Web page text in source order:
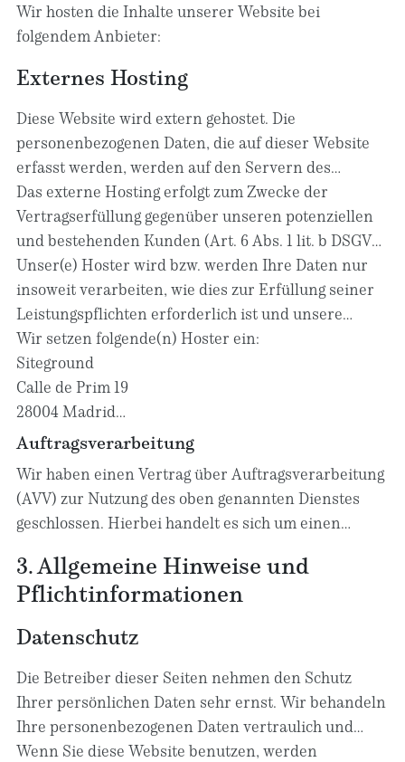
Umständen die Einschränkung der Verarbeitung
Ihrer personenbezogenen Daten zu verlangen. Des
Weiteren steht Ihnen ein Beschwerderecht bei der
zuständigen Aufsichtsbehörde zu.
Wir hosten die Inhalte unserer Website bei
folgendem Anbieter:
Externes Hosting
Diese Website wird extern gehostet. Die
personenbezogenen Daten, die auf dieser Website
erfasst werden, werden auf den Servern des
Hosters / der Hoster gespeichert. Hierbei kann es
sich v. a. um IP-Adressen, Kontaktanfragen, Meta-
und Kommunikationsdaten, Vertragsdaten,
Kontaktdaten, Namen, Websitezugriffe und sonstige
Daten, die über eine Website generiert werden,
handeln.
Das externe Hosting erfolgt zum Zwecke der
Vertragserfüllung gegenüber unseren potenziellen
und bestehenden Kunden (Art. 6 Abs. 1 lit. b DSGVO)
und im Interesse einer sicheren, schnellen und
effizienten Bereitstellung unseres Online-Angebots
durch einen professionellen Anbieter (Art. 6 Abs. 1
lit. f DSGVO). Sofern eine entsprechende
Einwilligung abgefragt wurde, erfolgt die
Verarbeitung ausschließlich auf Grundlage von Art. 6
Abs. 1 lit. a DSGVO und § 25 Abs. 1 TDDDG, soweit die
Einwilligung die Speicherung von Cookies oder den
Zugriff auf Informationen im Endgerät des Nutzers
(z. B. Device-Fingerprinting) im Sinne des TDDDG
umfasst. Die Einwilligung ist jederzeit widerrufbar.
Unser(e) Hoster wird bzw. werden Ihre Daten nur
insoweit verarbeiten, wie dies zur Erfüllung seiner
Leistungspflichten erforderlich ist und unsere
Weisungen in Bezug auf diese Daten befolgen.
Wir setzen folgende(n) Hoster ein:
Siteground
Calle de Prim 19
28004 Madrid
Spanien
Auftragsverarbeitung
Wir haben einen Vertrag über Auftragsverarbeitung
(AVV) zur Nutzung des oben genannten Dienstes
geschlossen. Hierbei handelt es sich um einen
gewährleistet, dass dieser die personenbezogenen
Daten unserer Websitebesucher nur nach unseren
verarbeitet.
3. Allgemeine Hinweise und
Pflicht­informationen
Datenschutz
Die Betreiber dieser Seiten nehmen den Schutz
Ihrer persönlichen Daten sehr ernst. Wir behandeln
Ihre personenbezogenen Daten vertraulich und
entsprechend den gesetzlichen
Wenn Sie diese Website benutzen, werden